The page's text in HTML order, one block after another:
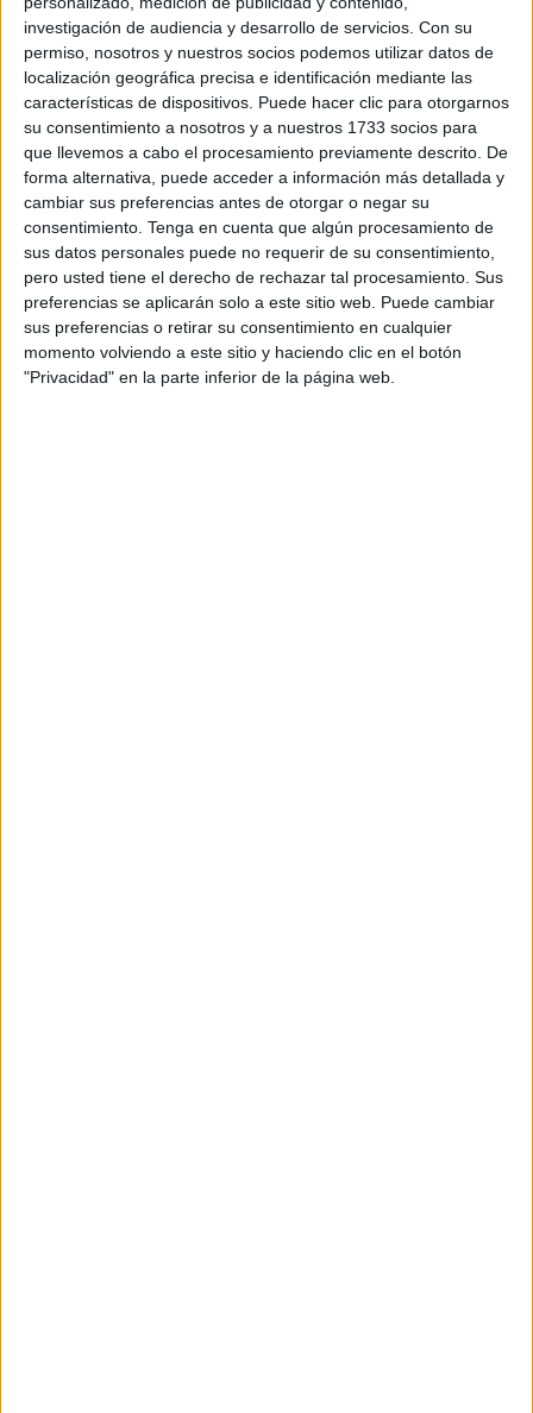
investigación de audiencia y desarrollo de servicios. Con su
permiso, nosotros y nuestros socios podemos utilizar datos de
localización geográfica precisa e identificación mediante las
características de dispositivos. Puede hacer clic para otorgarnos
su consentimiento a nosotros y a nuestros 1733 socios para
que llevemos a cabo el procesamiento previamente descrito. De
forma alternativa, puede acceder a información más detallada y
cambiar sus preferencias antes de otorgar o negar su
consentimiento. Tenga en cuenta que algún procesamiento de
sus datos personales puede no requerir de su consentimiento,
pero usted tiene el derecho de rechazar tal procesamiento. Sus
preferencias se aplicarán solo a este sitio web. Puede cambiar
sus preferencias o retirar su consentimiento en cualquier
momento volviendo a este sitio y haciendo clic en el botón
"Privacidad" en la parte inferior de la página web.